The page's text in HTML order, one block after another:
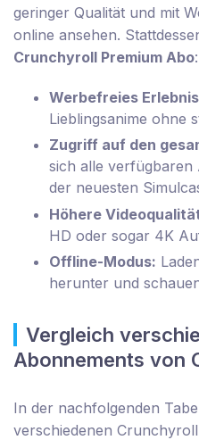
geringer Qualität und mit
online ansehen.
Crunchyroll Premium Abo:
Werbefreies
Lieblingsanime ohne
Zugriff auf den
sich alle verfügbaren
der neuesten
Höhere
HD oder sogar 4K
Offline-Modus:
herunter und
Vergleich
Abonnements von
In der nachfolgenden
verschiedenen